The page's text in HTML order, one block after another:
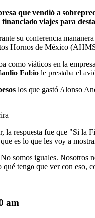
que vendió a
viajes para
su conferencia mañanera
Hornos de México
como viáticos en la
Fabio le prestaba el
los que gastó Alonso
la respuesta fue que "Si la
es lo que les voy a
somos iguales. Nosotros
tengo que ver con eso,
am